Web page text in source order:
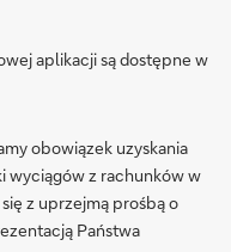
aplikacji są dostępne w
obowiązek uzyskania
wyciągów z rachunków w
z uprzejmą prośbą o
Państwa